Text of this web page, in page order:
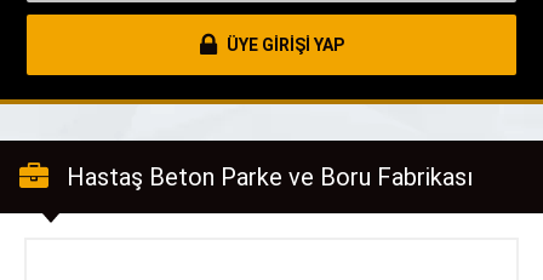
ÜYE GİRİŞİ YAP
Hastaş Beton Parke ve Boru Fabrikası